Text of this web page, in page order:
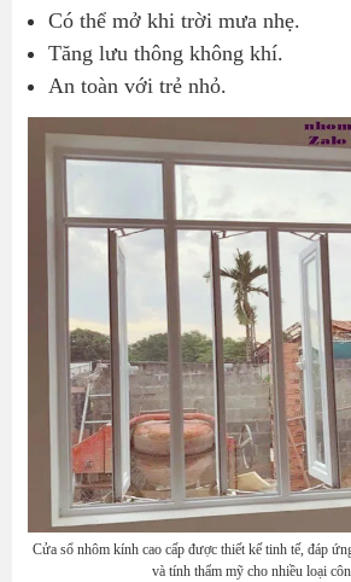
Có thể mở khi trời mưa nhẹ.
Tăng lưu thông không khí.
An toàn với trẻ nhỏ.
Cửa sổ nhôm kính cao cấp được thiết kế tinh tế, đáp
và tính thẩm mỹ cho nhiều loại